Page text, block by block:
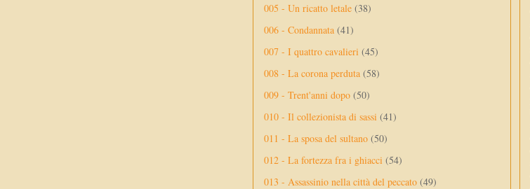
005 - Un ricatto letale (38)
006 - Condannata (41)
007 - I quattro cavalieri (45)
008 - La corona perduta (58)
009 - Trent'anni dopo (50)
010 - Il collezionista di sassi (41)
011 - La sposa del sultano (50)
012 - La fortezza fra i ghiacci (54)
013 - Assassinio nella città del peccato (49)